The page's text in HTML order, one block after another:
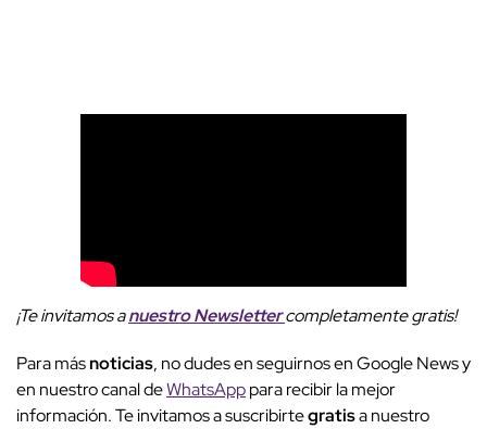
¡Te invitamos anuestroNewslettercompletamente gratis!
Para másnoticias, no dudes en seguirnos en Google News y
en nuestro canal deWhatsApppara recibir la mejor
información. Te invitamos a suscribirtegratisa nuestro